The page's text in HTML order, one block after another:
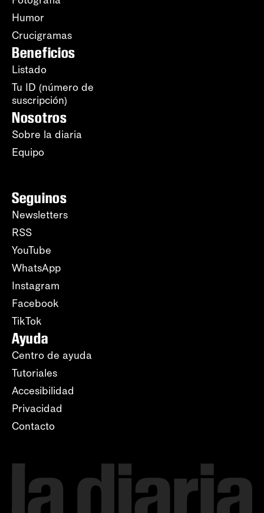
Humor
Crucigramas
Beneficios
Listado
Tu ID (número de
suscripción)
Nosotros
Sobre la diaria
Equipo
Seguinos
Newsletters
RSS
YouTube
WhatsApp
Instagram
Facebook
TikTok
Ayuda
Centro de ayuda
Tutoriales
Accesibilidad
Privacidad
Contacto